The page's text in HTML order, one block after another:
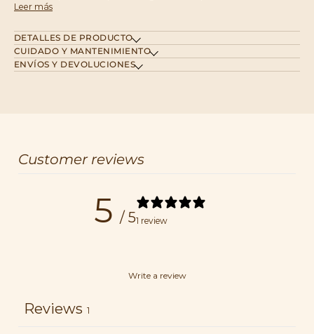
Leer más
DETALLES DE PRODUCTO
CUIDADO Y MANTENIMIENTO
ENVÍOS Y DEVOLUCIONES
Customer reviews
5 / 51 review
Write a review
Reviews 1